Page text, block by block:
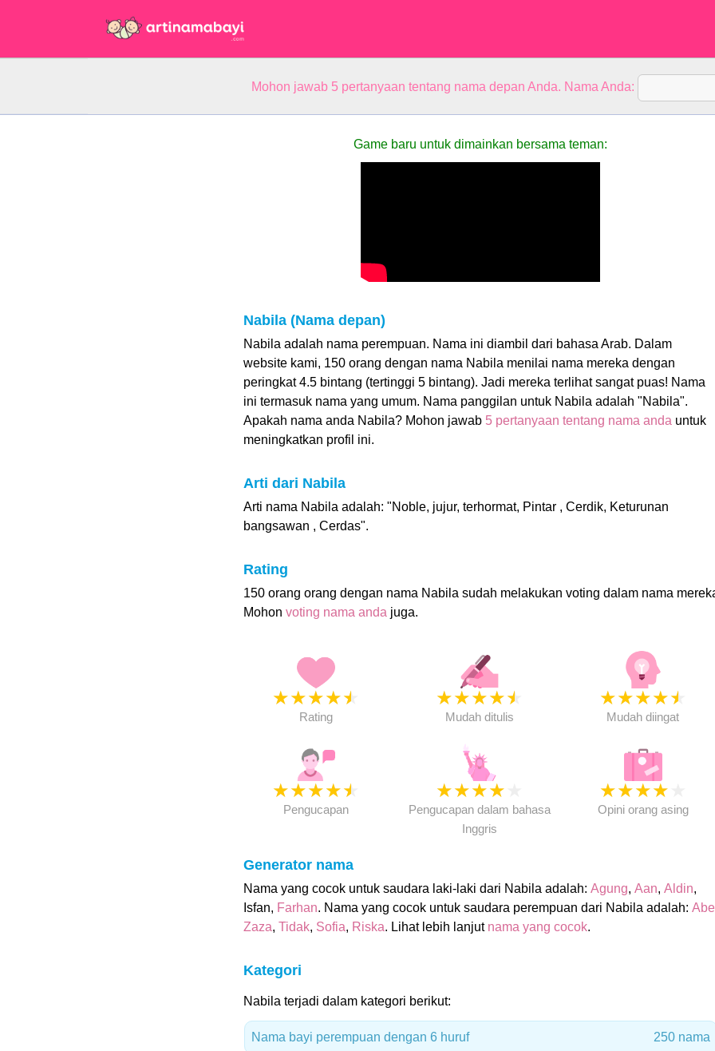
Mohon jawab 5 pertanyaan tentang nama depan Anda. Nama Anda:
Game baru untuk dimainkan bersama teman:
Nabila (Nama depan)
Nabila adalah nama perempuan. Nama ini diambil dari bahasa Arab. Dalam
website kami, 150 orang dengan nama Nabila menilai nama mereka dengan
peringkat 4.5 bintang (tertinggi 5 bintang). Jadi mereka terlihat sangat puas! Nama
ini termasuk nama yang umum. Nama panggilan untuk Nabila adalah "Nabila".
Apakah nama anda Nabila? Mohon jawab 5 pertanyaan tentang nama anda untuk
meningkatkan profil ini.
Arti dari Nabila
Arti nama Nabila adalah: "Noble, jujur, terhormat, Pintar , Cerdik, Keturunan
bangsawan , Cerdas".
Rating
150 orang orang dengan nama Nabila sudah melakukan voting dalam nama
Mohon voting nama anda juga.
★★★★★
Rating
★★★★★
Mudah ditulis
★★★★★
Mudah diingat
★★★★★
Pengucapan
★★★★
Pengucapan dalam bahasa
Inggris
★★★★
Opini orang asing
Generator nama
Nama yang cocok untuk saudara laki-laki dari Nabila adalah: Agung, Aan, Aldin,
Isfan, Farhan. Nama yang cocok untuk saudara perempuan dari Nabila adalah:
Zaza, Tidak, Sofia, Riska. Lihat lebih lanjut nama yang cocok.
Kategori
Nabila terjadi dalam kategori berikut:
Nama bayi perempuan dengan 6 huruf 250 nama